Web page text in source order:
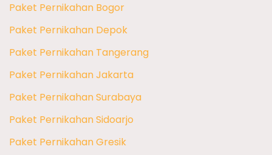
Paket Pernikahan Bogor
Paket Pernikahan Depok
Paket Pernikahan Tangerang
Paket Pernikahan Jakarta
Paket Pernikahan Surabaya
Paket Pernikahan Sidoarjo
Paket Pernikahan Gresik